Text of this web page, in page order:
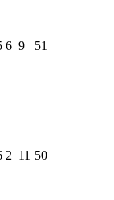
6 9 51
2 11 50